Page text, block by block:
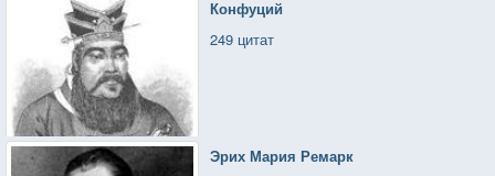
Конфуций
249 цитат
Эрих Мария Ремарк